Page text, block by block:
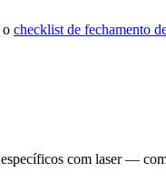
o checklist de fechamento
com laser —